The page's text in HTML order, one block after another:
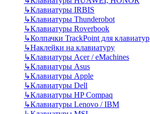
↳Клавиатуры IRBIS
↳Клавиатуры Thunderobot
↳Клавиатуры Roverbook
↳Колпачки TrackPoint для клавиатур
↳Наклейки на клавиатуру
↳Клавиатуры Acer / eMachines
↳Клавиатуры Asus
↳Клавиатуры Apple
↳Клавиатуры Dell
↳Клавиатуры HP Compaq
↳Клавиатуры Lenovo / IBM